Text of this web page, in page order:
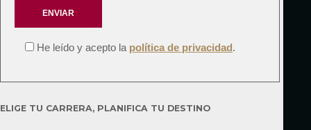
He leído y acepto la política de privacidad.
ELIGE TU CARRERA, PLANIFICA TU DESTINO